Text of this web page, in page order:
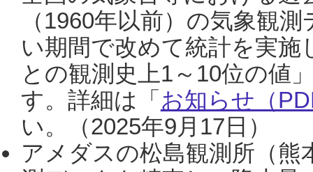
（1960年以前）の気象観
い期間で改めて統計を実
との観測史上1～10位の値
す。詳細は「 お知らせ（
い。（2025年9月17日）
アメダスの松島観測所（熊